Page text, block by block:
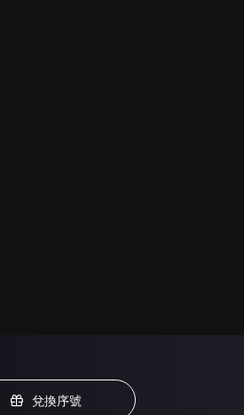
兌換序號